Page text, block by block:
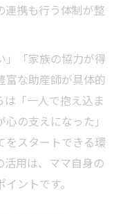
連携も行う体制が整
」「家族の協力が得
富な助産師が具体的
「一人で抱え込ま
の支えになった」
をスタートできる環
活用は、ママ自身の
ントです。